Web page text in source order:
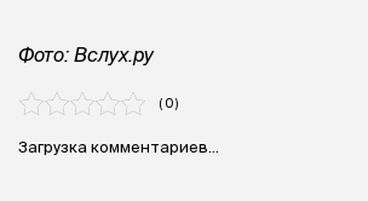
Фото: Вслух.ру
( 0 )
Загрузка комментариев...